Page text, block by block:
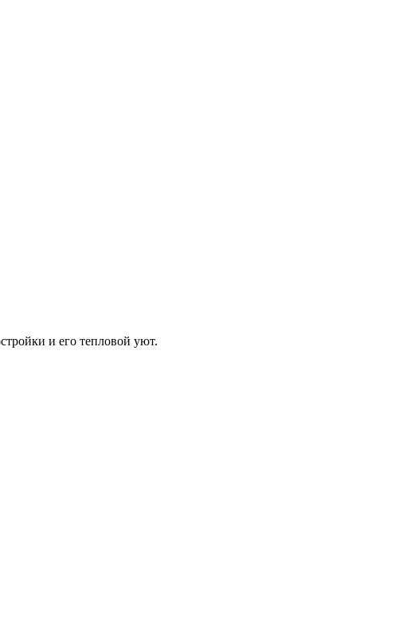
и его тепловой уют.